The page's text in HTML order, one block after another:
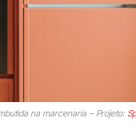
na marcenaria – Projeto: